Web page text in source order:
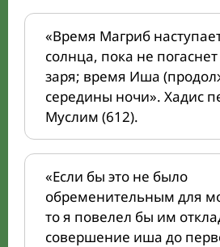
«Время Магриб
солнца, пока не
заря; время Иша
середины ночи». Хадис
Муслим (612).
«Если бы это не было
обременительным для
то я повелел бы им
совершение иша до